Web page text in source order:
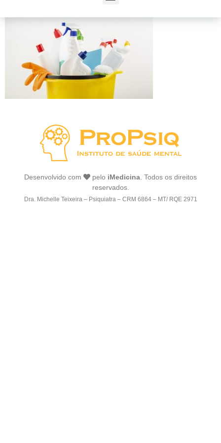
Desenvolvido com pelo iMedicina. Todos os direitos
reservados.
Dra. Michelle Teixeira – Psiquiatra – CRM 6864 – MT/ RQE 2971